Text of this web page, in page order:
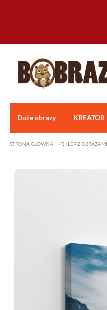
Duże obrazy KREATOR
STRONA GŁÓWNA /SKLEP Z OBRAZAMI